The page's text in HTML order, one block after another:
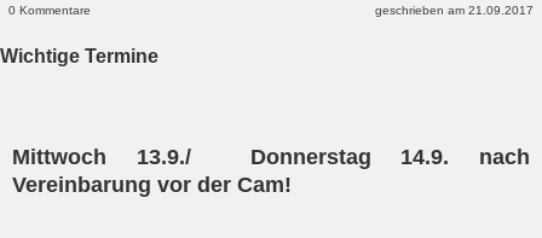
0 Kommentare geschrieben am 21.09.2017
Wichtige Termine
Mittwoch 13.9./ Donnerstag 14.9. nach
Vereinbarung vor der Cam!